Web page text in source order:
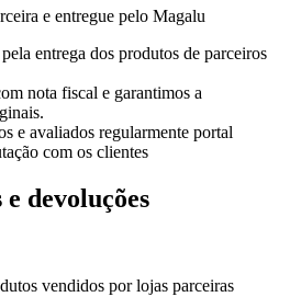
e entregue pelo Magalu
entrega dos produtos de parceiros
nota fiscal e garantimos a
e avaliados regularmente portal
com os clientes
devoluções
vendidos por lojas parceiras